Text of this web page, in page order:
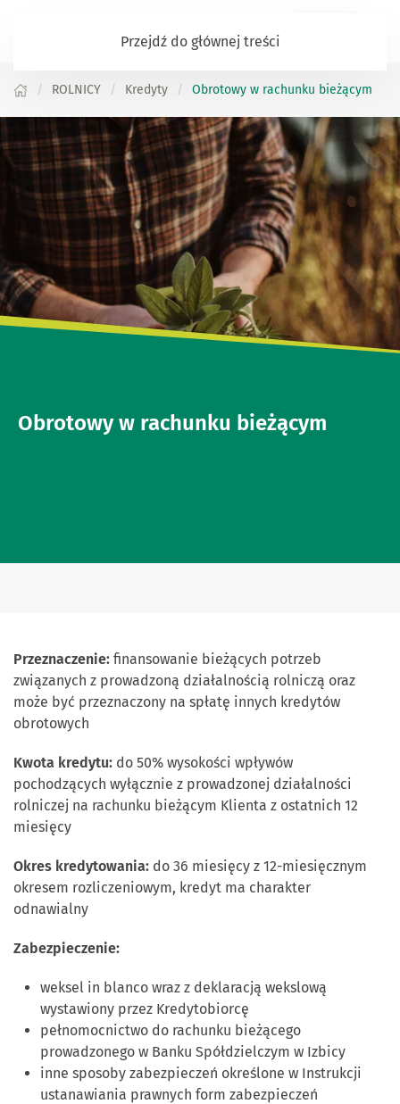
Przejdź do głównej treści
ROLNICY Kredyty Obrotowy w rachunku bieżącym
Obrotowy w rachunku bieżącym
Przeznaczenie: finansowanie bieżących potrzeb
związanych z prowadzoną działalnością rolniczą oraz
może być przeznaczony na spłatę innych kredytów
obrotowych
Kwota kredytu: do 50% wysokości wpływów
pochodzących wyłącznie z prowadzonej działalności
rolniczej na rachunku bieżącym Klienta z ostatnich 12
miesięcy
Okres kredytowania: do 36 miesięcy z 12-miesięcznym
okresem rozliczeniowym, kredyt ma charakter
odnawialny
Zabezpieczenie:
weksel in blanco wraz z deklaracją wekslową
wystawiony przez Kredytobiorcę
pełnomocnictwo do rachunku bieżącego
prowadzonego w Banku Spółdzielczym w Izbicy
inne sposoby zabezpieczeń określone w Instrukcji
ustanawiania prawnych form zabezpieczeń